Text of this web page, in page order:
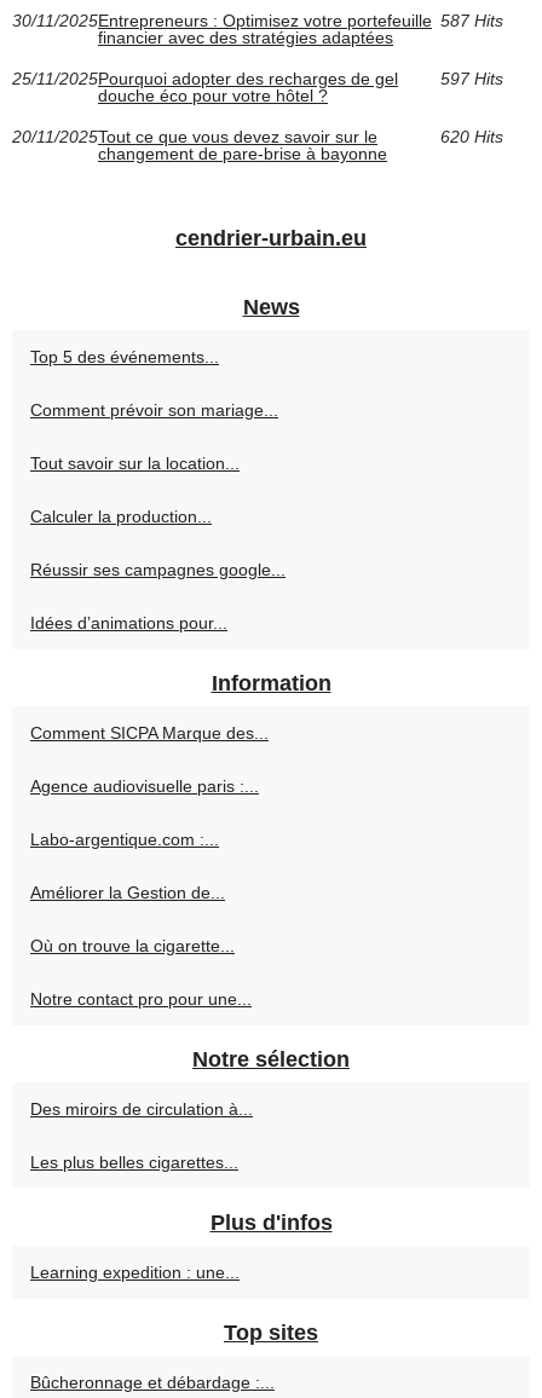
30/11/2025Entrepreneurs : Optimisez votre portefeuille
financier avec des stratégies adaptées
587 Hits
25/11/2025Pourquoi adopter des recharges de gel
douche éco pour votre hôtel ?
597 Hits
20/11/2025Tout ce que vous devez savoir sur le
changement de pare-brise à bayonne
620 Hits
cendrier-urbain.eu
News
Top 5 des événements...
Comment prévoir son mariage...
Tout savoir sur la location...
Calculer la production...
Réussir ses campagnes google...
Idées d’animations pour...
Information
Comment SICPA Marque des...
Agence audiovisuelle paris :...
Labo-argentique.com :...
Améliorer la Gestion de...
Où on trouve la cigarette...
Notre contact pro pour une...
Notre sélection
Des miroirs de circulation à...
Les plus belles cigarettes...
Plus d'infos
Learning expedition : une...
Top sites
Bûcheronnage et débardage :...